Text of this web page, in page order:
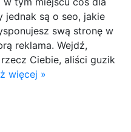
jednak są o seo, jakie
swą stronę w
reklama. Wejdź,
Ciebie, aliści guzik
więcej »